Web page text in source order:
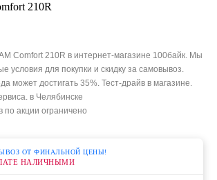
210R
Comfort 210R в интернет-магазине 100байк. Мы
условия для покупки и скидку за самовывоз.
может достигать 35%. Тест-драйв в магазине.
в Челябинске
по акции ограничено
ОТ ФИНАЛЬНОЙ ЦЕНЫ!
НАЛИЧНЫМИ